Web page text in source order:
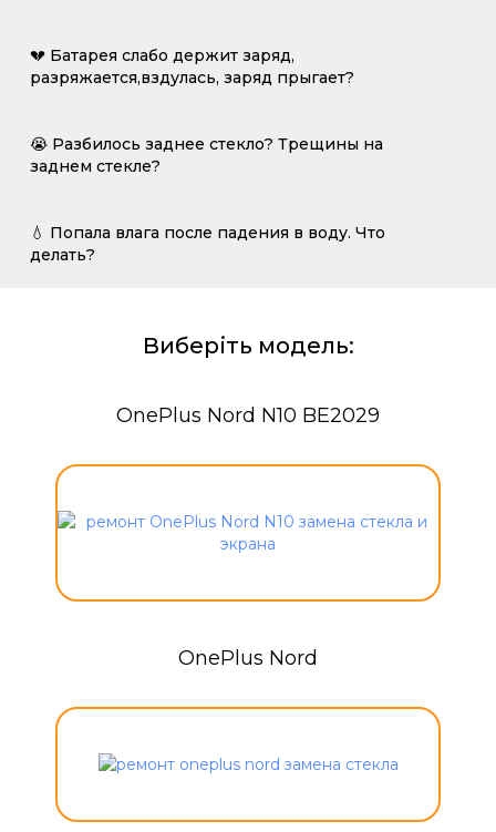
💔 Батарея слабо держит заряд,
разряжается,вздулась, заряд прыгает?
😭 Разбилось заднее стекло? Трещины на
заднем стекле?
💧 Попала влага после падения в воду. Что
делать?
Виберіть модель:
OnePlus Nord N10 BE2029
OnePlus Nord